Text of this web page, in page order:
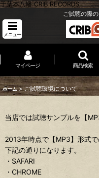
千葉本八幡 CRIB RECORDS
ご試聴の際
メニュー
マイページ 商品検索
ホーム > ご試聴環境について
当店では試聴サンプルを【
2013年時点で【MP3】形式
下記の通りになります。
・SAFARI
・CHROME